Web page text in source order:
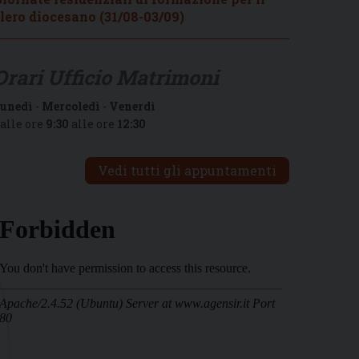
diocesano (31/08-03/09)
- Mercoledì - Venerdì
ore 9:30 alle ore 12:30
Vedi tutti gli appuntamenti